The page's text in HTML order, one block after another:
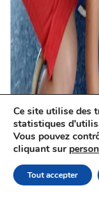
Ce site utilise des
statistiques
Vous pouvez
cliquant sur
Tout accepter